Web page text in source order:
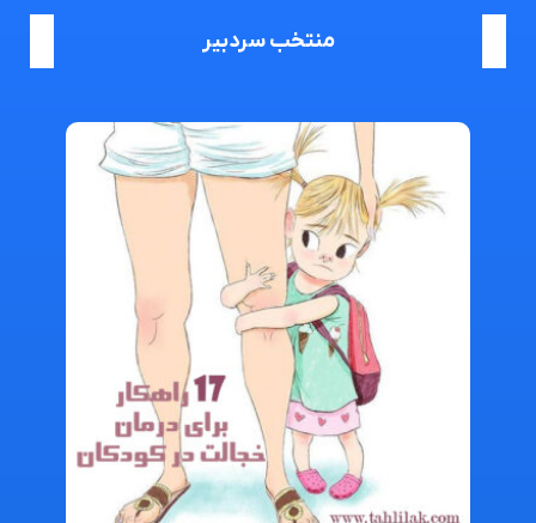
منتخب سردبیر